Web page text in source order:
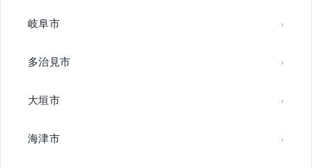
岐阜市
多治見市
大垣市
海津市